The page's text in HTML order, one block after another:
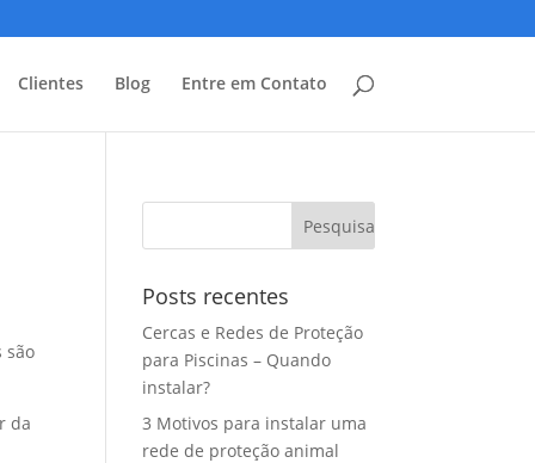
Clientes Blog Entre em Contato
são
da
Posts recentes
Cercas e Redes de Proteção
para Piscinas – Quando
instalar?
3 Motivos para instalar uma
rede de proteção animal